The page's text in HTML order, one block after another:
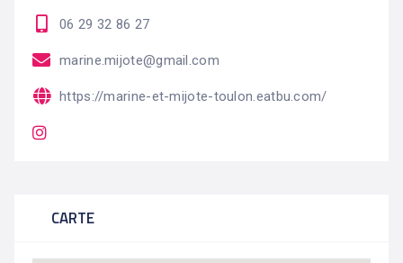
06 29 32 86 27
marine.mijote@gmail.com
https://marine-et-mijote-toulon.eatbu.com/
CARTE